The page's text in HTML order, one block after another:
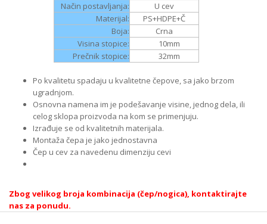
Način postavljanja:
U cev
Materijal:
PS+HDPE+Č
Boja:
Crna
Visina stopice:
10mm
Prečnik stopice:
32mm
Po kvalitetu spadaju u kvalitetne čepove, sa jako brzom
ugradnjom.
Osnovna namena im je podešavanje visine, jednog dela, ili
celog sklopa proizvoda na kom se primenjuju.
Izrađuje se od kvalitetnih materijala.
Montaža čepa je jako jednostavna
Čep u cev za navedenu dimenziju cevi
Zbog velikog broja kombinacija (čep/nogica), kontaktirajte
nas za ponudu.